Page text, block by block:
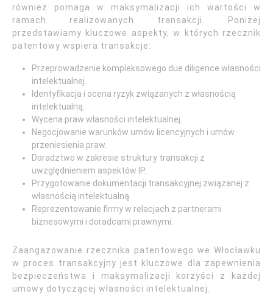
również pomaga w maksymalizacji ich wartości w
ramach realizowanych transakcji. Poniżej
przedstawiamy kluczowe aspekty, w których rzecznik
patentowy wspiera transakcje:
Przeprowadzenie kompleksowego due diligence własności
intelektualnej.
Identyfikacja i ocena ryzyk związanych z własnością
intelektualną.
Wycena praw własności intelektualnej.
Negocjowanie warunków umów licencyjnych i umów
przeniesienia praw.
Doradztwo w zakresie struktury transakcji z
uwzględnieniem aspektów IP.
Przygotowanie dokumentacji transakcyjnej związanej z
własnością intelektualną.
Reprezentowanie firmy w relacjach z partnerami
biznesowymi i doradcami prawnymi.
Zaangażowanie rzecznika patentowego we Włocławku
w proces transakcyjny jest kluczowe dla zapewnienia
bezpieczeństwa i maksymalizacji korzyści z każdej
umowy dotyczącej własności intelektualnej.